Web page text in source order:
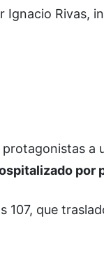
Rivas,
a
por
107, que